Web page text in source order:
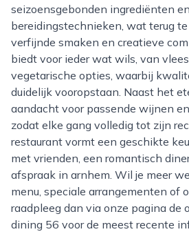
seizoensgebonden ingrediënten
bereidingstechnieken, wat terug
verfijnde smaken en creatieve
biedt voor ieder wat wils, van
vegetarische opties, waarbij
duidelijk vooropstaan. Naast het
aandacht voor passende wijnen
zodat elke gang volledig tot zijn
restaurant vormt een geschikte
met vrienden, een romantisch
afspraak in arnhem. Wil je meer
menu, speciale arrangementen of
raadpleeg dan via onze pagina de
dining 56 voor de meest recente